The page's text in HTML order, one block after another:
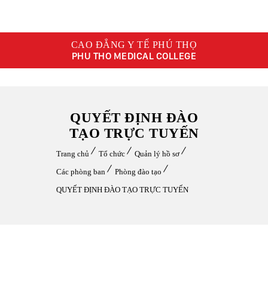
CAO ĐẲNG Y TẾ PHÚ THỌ
PHU THO MEDICAL COLLEGE
QUYẾT ĐỊNH ĐÀO
TẠO TRỰC TUYẾN
Trang chủ Tổ chức
Quản lý hồ sơ
Các phòng ban
Phòng đào tạo
QUYẾT ĐỊNH ĐÀO TẠO TRỰC TUYẾN